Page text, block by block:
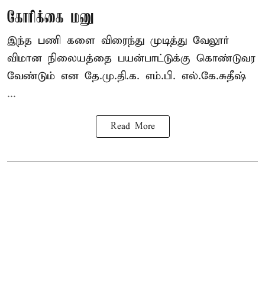
கோரிக்கை மனு
இந்த பணி களை விரைந்து முடித்து வேலூர்
விமான நிலையத்தை பயன்பாட்டுக்கு கொண்டுவர
வேண்டும் என தே.மு.தி.க. எம்.பி. எல்.கே.சுதீஷ்
...
Read More